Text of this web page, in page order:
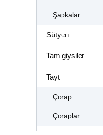
Şapkalar
Sütyen
Tam giysiler
Tayt
Çorap
Çoraplar